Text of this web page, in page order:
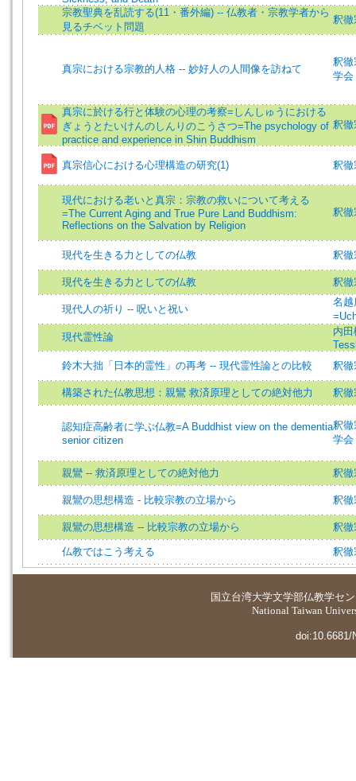
宗教聖典を乱読する(11・番外編) -- 仏教者・宗教学者から
見るチベット問題
釈徹
真宗における宗教的人格 -- 妙好人の人間像を訪ねて
釈徹
学会
真宗に於ける行と体験の心理の考察=しんしゅうにおける
ぎょうとたいけんのしんりのこうさつ=The psychology of
practice and experience in Shin Buddhism
釈徹
真宗信心における心理構造の研究(1) 釈徹
現代における老いと真宗：宗教の救いについて考える
=The Current Aging and True Pure Land Buddhism:
Reflections on the Salvation by Religion
釈徹
現代を生きる力としての仏教 釈徹
現代を生きる力としての仏教 釈徹
現代人の祈り -- 呪いと祝い
名越
現代霊性論
内
鈴木大拙「日本的霊性」の再考 -- 現代霊性論との比較
釈徹
構築された仏教思想：親鸞 救済原理としての絶対他力 釈徹
認知症高齢者に学ぶ仏教=A Buddhist view on the dementia
senior citizen
釈徹
学会
親鸞 -- 救済原理としての絶対他力 釈徹
親鸞の思想構造 - 比較宗教の立場から 釈徹
親鸞の思想構造 -- 比較宗教の立場から 釈徹
仏教ではこう考える 釈徹
国立台湾大学文学部仏教学セ
National Taiwan
doi:10.6681/